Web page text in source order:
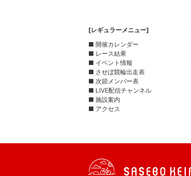
[レギュラーメニュー]
■ 開催カレンダー
■ レース結果
■ イベント情報
■ させぼ競輪出走表
■ 次節メンバー表
■ LIVE配信チャンネル
■ 施設案内
■ アクセス